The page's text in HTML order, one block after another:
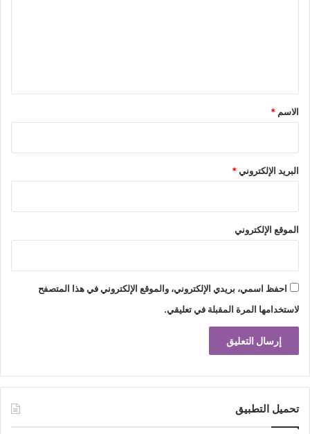
*
الاسم *
البريد الإلكتروني*
الموقع الإلكتروني
احفظ اسمي، بريدي الإلكتروني، والموقع الإلكتروني في هذا المتصفح
لاستخدامها المرة المقبلة في تعليقي.
تحميل التطبيق